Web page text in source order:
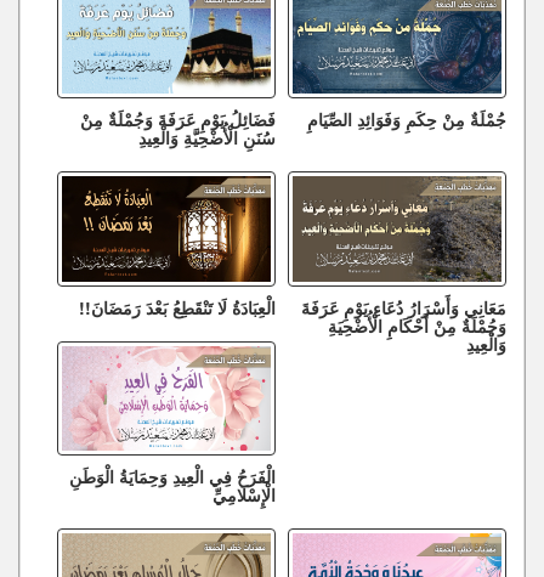
جُمْلَةٌ مِنْ حِكَمِ وَفَوَائِدِ الصِّيَامِ فَضَائِلُ يَوْمِ عَرَفَةَ وَجُمْلَةٌ مِنْ
سُنَنِ الْأُضْحِيَّةِ وَالْعِيدِ
مَعَانِي وَأَسْرَارُ دُعَاءِ يَوْمِ عَرَفَةَ
وَجُمْلَةٌ مِنْ أَحْكَامِ الْأُضْحِيَةِ
وَالْعِيدِ
الْعِبَادَةُ لَا تَنْقَطِعُ بَعْدَ رَمَضَانَ!!
الْفَرَحُ فِي الْعِيدِ وَحِمَايَةُ الْوَطَنِ
الْإِسْلَامِيِّ